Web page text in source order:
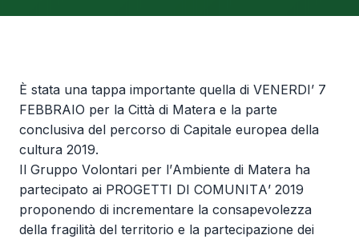
È stata una tappa importante quella di VENERDI’ 7
FEBBRAIO per la Città di Matera e la parte
conclusiva del percorso di Capitale europea della
cultura 2019.
Il Gruppo Volontari per l’Ambiente di Matera ha
partecipato ai PROGETTI DI COMUNITA’ 2019
proponendo di incrementare la consapevolezza
della fragilità del territorio e la partecipazione dei